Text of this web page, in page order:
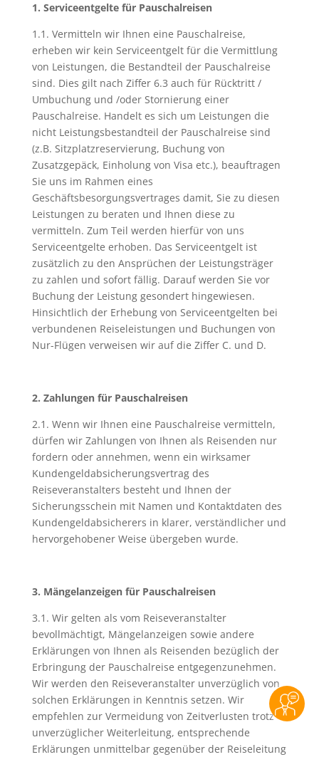
1. Serviceentgelte für Pauschalreisen
1.1. Vermitteln wir Ihnen eine Pauschalreise,
erheben wir kein Serviceentgelt für die Vermittlung
von Leistungen, die Bestandteil der Pauschalreise
sind. Dies gilt nach Ziffer 6.3 auch für Rücktritt /
Umbuchung und /oder Stornierung einer
Pauschalreise. Handelt es sich um Leistungen die
nicht Leistungsbestandteil der Pauschalreise sind
(z.B. Sitzplatzreservierung, Buchung von
Zusatzgepäck, Einholung von Visa etc.), beauftragen
Sie uns im Rahmen eines
Geschäftsbesorgungsvertrages damit, Sie zu diesen
Leistungen zu beraten und Ihnen diese zu
vermitteln. Zum Teil werden hierfür von uns
Serviceentgelte erhoben. Das Serviceentgelt ist
zusätzlich zu den Ansprüchen der Leistungsträger
zu zahlen und sofort fällig. Darauf werden Sie vor
Buchung der Leistung gesondert hingewiesen.
Hinsichtlich der Erhebung von Serviceentgelten bei
verbundenen Reiseleistungen und Buchungen von
Nur-Flügen verweisen wir auf die Ziffer C. und D.
2. Zahlungen für Pauschalreisen
2.1. Wenn wir Ihnen eine Pauschalreise vermitteln,
dürfen wir Zahlungen von Ihnen als Reisenden nur
fordern oder annehmen, wenn ein wirksamer
Kundengeldabsicherungsvertrag des
Reiseveranstalters besteht und Ihnen der
Sicherungsschein mit Namen und Kontaktdaten des
Kundengeldabsicherers in klarer, verständlicher und
hervorgehobener Weise übergeben wurde.
3. Mängelanzeigen für Pauschalreisen
3.1. Wir gelten als vom Reiseveranstalter
bevollmächtigt, Mängelanzeigen sowie andere
Erklärungen von Ihnen als Reisenden bezüglich der
Erbringung der Pauschalreise entgegenzunehmen.
Wir werden den Reiseveranstalter unverzüglich von
solchen Erklärungen in Kenntnis setzen. Wir
empfehlen zur Vermeidung von Zeitverlusten trotz
unverzüglicher Weiterleitung, entsprechende
Erklärungen unmittelbar gegenüber der Reiseleitung